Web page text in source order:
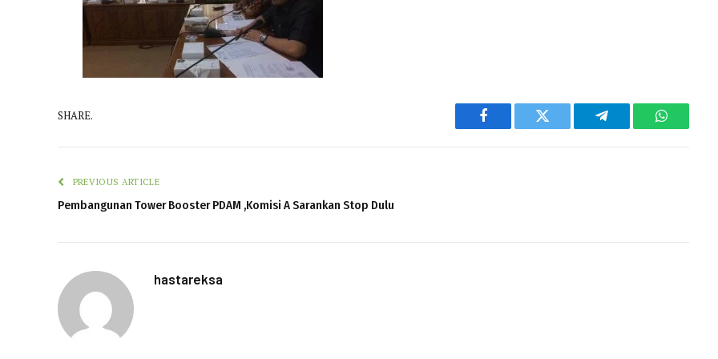
SHARE.
Facebook Twitter Telegram
PREVIOUS ARTICLE
Pembangunan Tower Booster PDAM ,Komisi A Sarankan Stop Dulu
hastareksa